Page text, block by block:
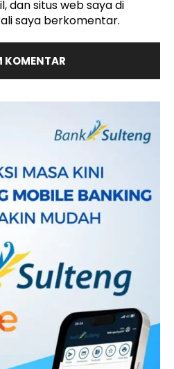
dan situs web saya di
saya berkomentar.